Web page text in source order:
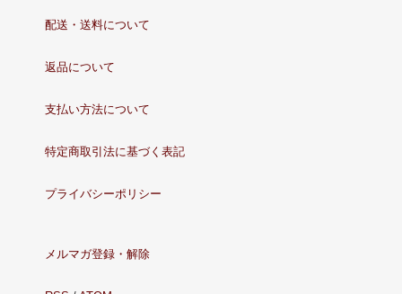
配送・送料について
返品について
支払い方法について
特定商取引法に基づく表記
プライバシーポリシー
メルマガ登録・解除